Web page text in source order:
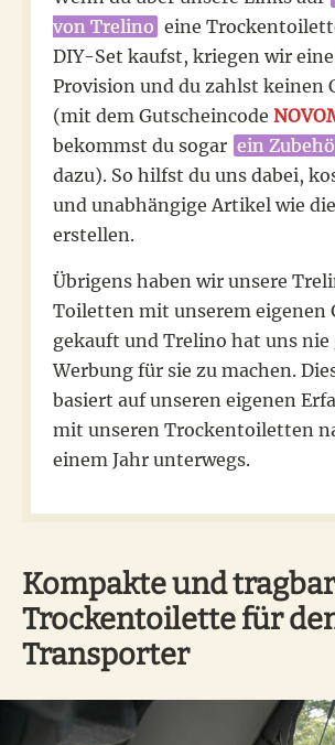
von Trelino eine
DIY-Set kaufst, kriegen wir
Provision und du zahlst keinen
(mit dem Gutscheincode
bekommst du sogar ein
dazu). So hilfst du uns dabei,
und unabhängige Artikel wie
erstellen.
Übrigens haben wir unsere
Toiletten mit unserem eigenen
gekauft und Trelino hat uns nie
Werbung für sie zu machen.
basiert auf unseren eigenen
mit unseren Trockentoiletten
einem Jahr unterwegs.
Kompakte und
Trockentoilette für
Transporter